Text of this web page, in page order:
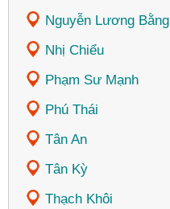
Nguyễn Lương Bằng
Nhị Chiểu
Phạm Sư Mạnh
Phú Thái
Tân An
Tân Kỳ
Thạch Khôi